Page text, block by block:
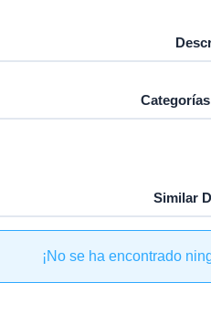
Similar
¡No se ha encontrado